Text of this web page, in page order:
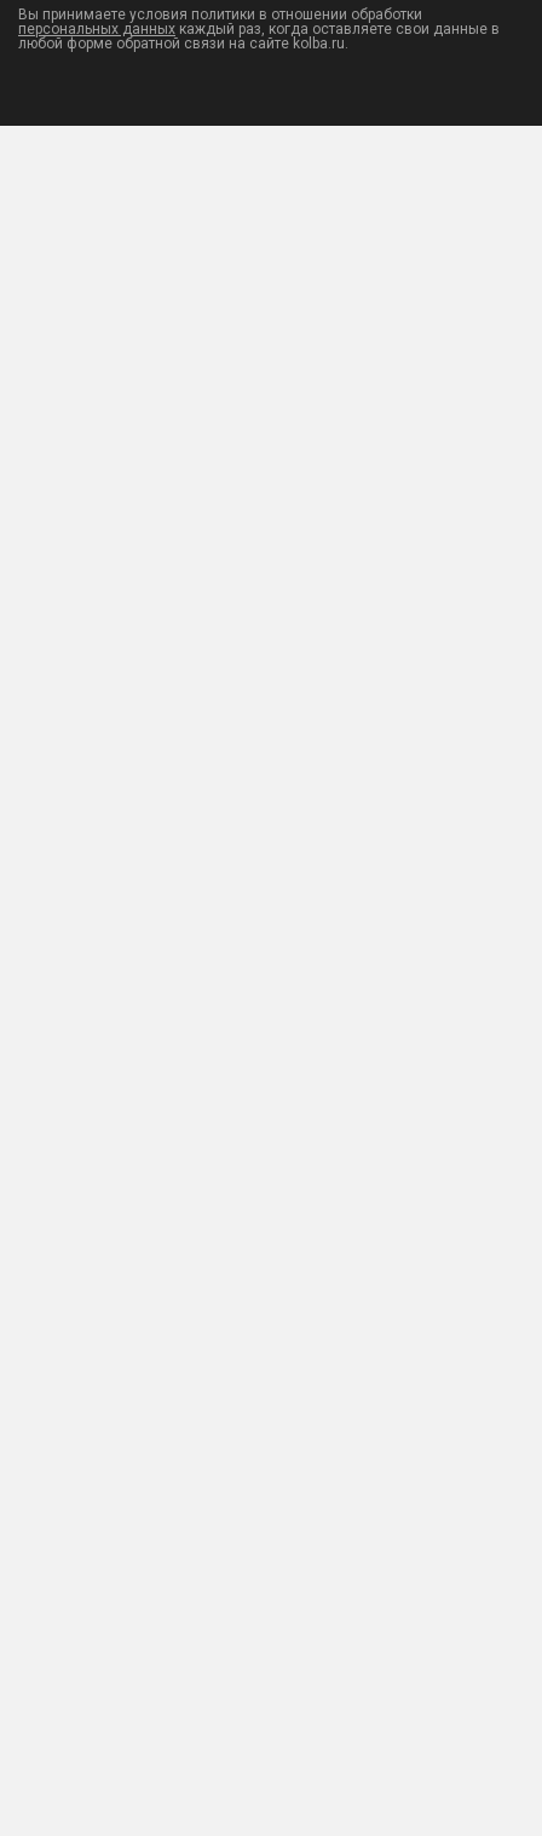
Вы принимаете условия политики в отношении обработки
персональных данных каждый раз, когда оставляете свои данные в
любой форме обратной связи на сайте kolba.ru.